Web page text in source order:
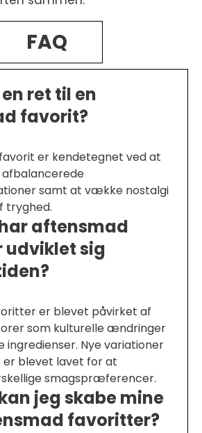
FAQ
ret til en
favorit?
er kendetegnet ved at
samt at vække nostalgi
tryghed.
aftensmad
sig
er blevet påvirket af
som kulturelle ændringer
Nye variationer
er blevet lavet for at
smagspræferencer.
jeg skabe mine
favoritter?